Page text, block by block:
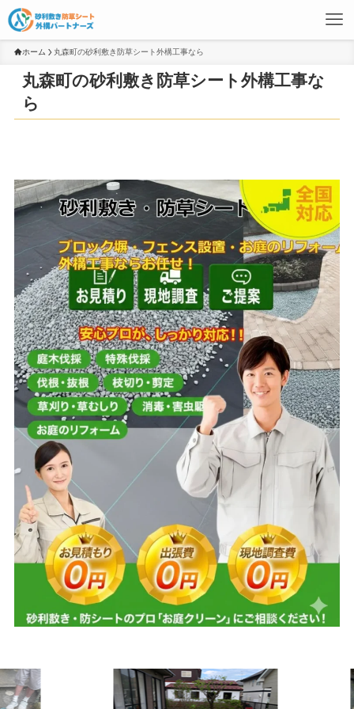
ホーム 丸森町の砂利敷き防草シート外構工事なら
丸森町の砂利敷き防草シート外構工事な
ら